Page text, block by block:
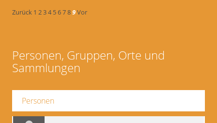
Zurück 1 234 56789Vor
Personen, Gruppen, Orte und
Sammlungen
Personen